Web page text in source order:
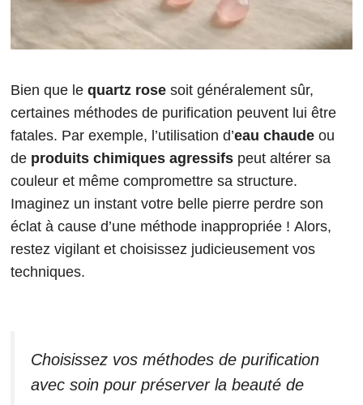
Bien que le quartz rose soit généralement sûr,
certaines méthodes de purification peuvent lui être
fatales. Par exemple, l’utilisation d’eau chaude ou
de produits chimiques agressifs peut altérer sa
couleur et même compromettre sa structure.
Imaginez un instant votre belle pierre perdre son
éclat à cause d’une méthode inappropriée ! Alors,
restez vigilant et choisissez judicieusement vos
techniques.
Choisissez vos méthodes de purification
avec soin pour préserver la beauté de